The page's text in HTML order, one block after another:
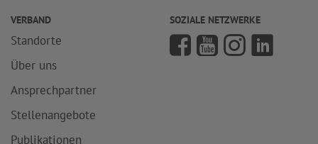
VERBAND
Standorte
Über uns
Ansprechpartner
Stellenangebote
Publikationen
SOZIALE NETZWERKE